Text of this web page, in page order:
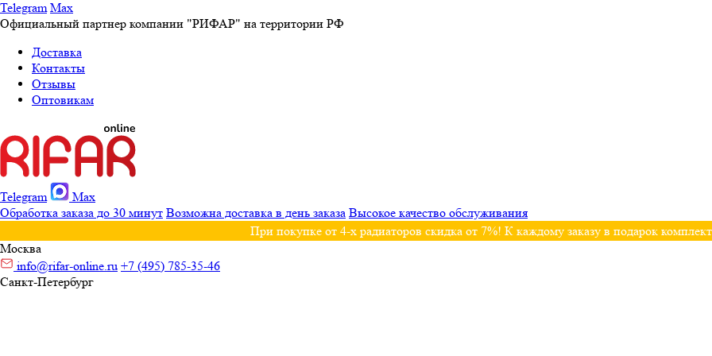
Telegram Max
Официальный партнер компании "РИФАР" на территории РФ
Доставка
Контакты
Отзывы
Оптовикам
Telegram
Max
Обработка заказа до 30 минут Возможна доставка в день заказа Высокое качество обслуживания
При покупке от 4-х радиаторов скидка от 7%! К каждому заказу в подарок
Москва
info@rifar-online.ru +7 (495) 785-35-46
Санкт-Петербург